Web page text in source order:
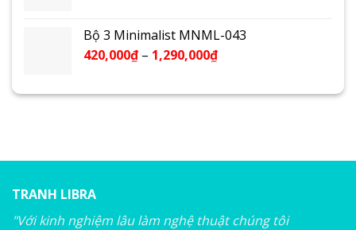
Bộ 3 Minimalist MNML-043
420,000₫ – 1,290,000₫
TRANH LIBRA
"Với kinh nghiệm lâu làm nghệ thuật chúng tôi